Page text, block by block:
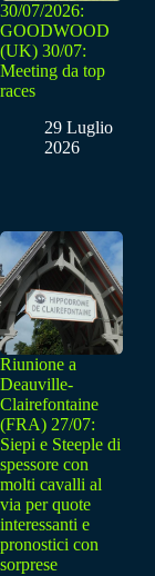
30/07/2026:
GOODWOOD
(UK) 30/07:
Meeting da top
races
29 Luglio
2026
Riunione a
Deauville-
Clairefontaine
(FRA) 27/07:
Siepi e Steeple di
spessore con
molti cavalli al
via per quote
interessanti e
pronostici con
sorprese